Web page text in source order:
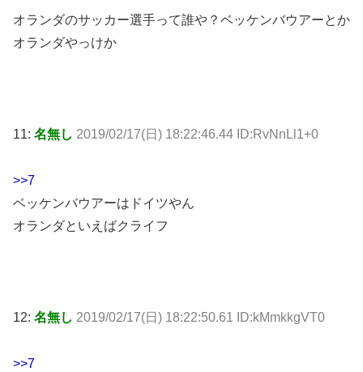
オランダのサッカー選手って誰や？ベッケンバウアーとか
オランダやっけか
11: 名無し 2019/02/17(日) 18:22:46.44 ID:RvNnLl1+0
>>7
ベッケンバウアーはドイツやん
オランダといえばクライフ
12: 名無し 2019/02/17(日) 18:22:50.61 ID:kMmkkgVT0
>>7